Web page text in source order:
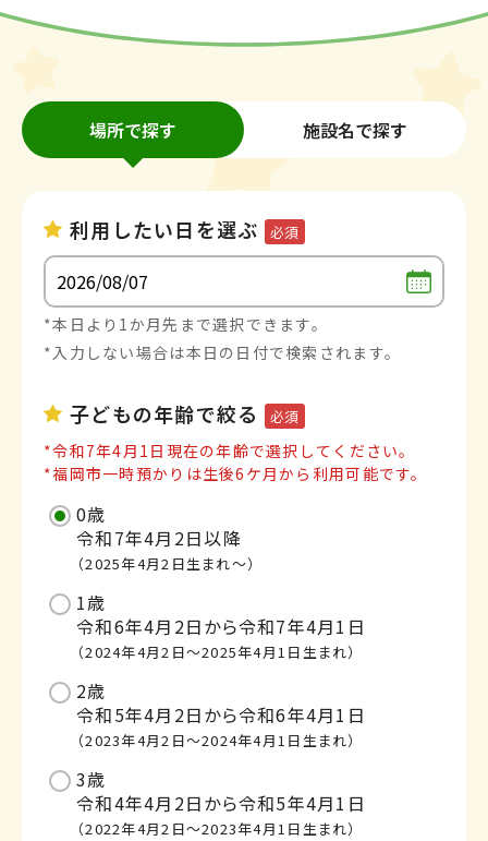
場所で探す 施設名で探す
利用したい日を選ぶ 必須
*本日より1か月先まで選択できます。
*入力しない場合は本日の日付で検索されます。
子どもの年齢で絞る 必須
*令和7年4月1日現在の年齢で選択してください。
*福岡市一時預かりは生後6ケ月から利用可能です。
0歳
令和7年4月2日以降
（2025年4月2日生まれ～）
1歳
令和6年4月2日から令和7年4月1日
（2024年4月2日～2025年4月1日生まれ）
2歳
令和5年4月2日から令和6年4月1日
（2023年4月2日～2024年4月1日生まれ）
3歳
令和4年4月2日から令和5年4月1日
（2022年4月2日～2023年4月1日生まれ）